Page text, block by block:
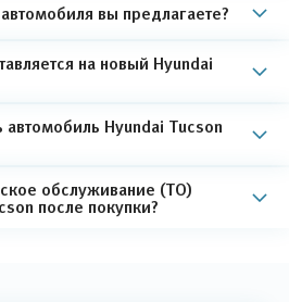
вы предлагаете?
на новый Hyundai
Hyundai Tucson
обслуживание (ТО)
после покупки?